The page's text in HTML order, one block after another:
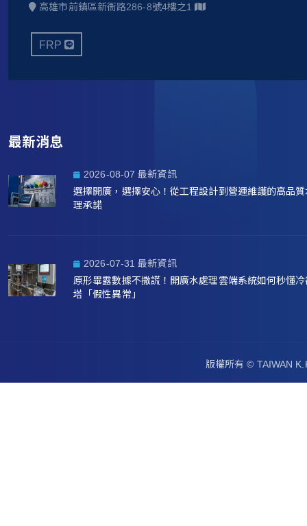
高雄市前鎮區新衙路286-8號4樓之1
FRP
最新消息
2026-08-07 最新資訊
選擇開廣，選擇安心！從工程設計到營運維護的高品
理承諾
2026-07-31 最新資訊
原形畢露數據不撒謊！開廣水處理雲端系統如何秒懂
塔「假性異常」
版權所有 © TAIWAN